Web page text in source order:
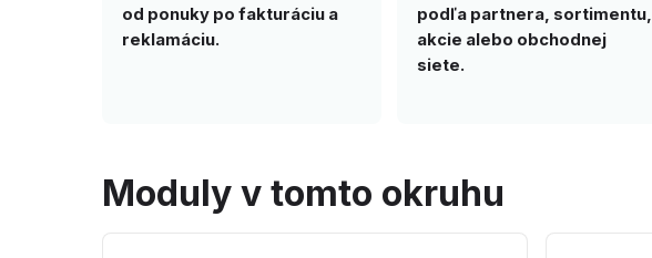
od ponuky po fakturáciu a
reklamáciu.
podľa partnera, sortimentu,
akcie alebo obchodnej
siete.
Moduly v tomto okruhu